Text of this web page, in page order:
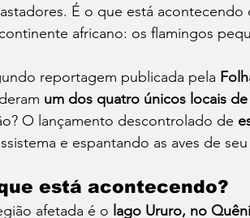
É o que está acontecendo
africano: os flamingos
reportagem publicada pela
um dos quatro únicos locais
O lançamento descontrolado de
e espantando as aves de
está acontecendo?
afetada é o lago Ururo, no